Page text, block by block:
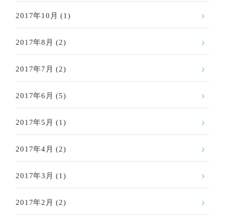
2017年10月 (1)
2017年8月 (2)
2017年7月 (2)
2017年6月 (5)
2017年5月 (1)
2017年4月 (2)
2017年3月 (1)
2017年2月 (2)